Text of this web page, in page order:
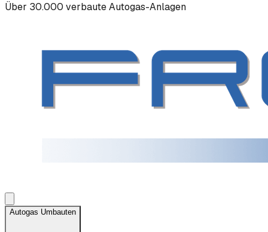
Über 30.000 verbaute Autogas-Anlagen
Autogas Umbauten